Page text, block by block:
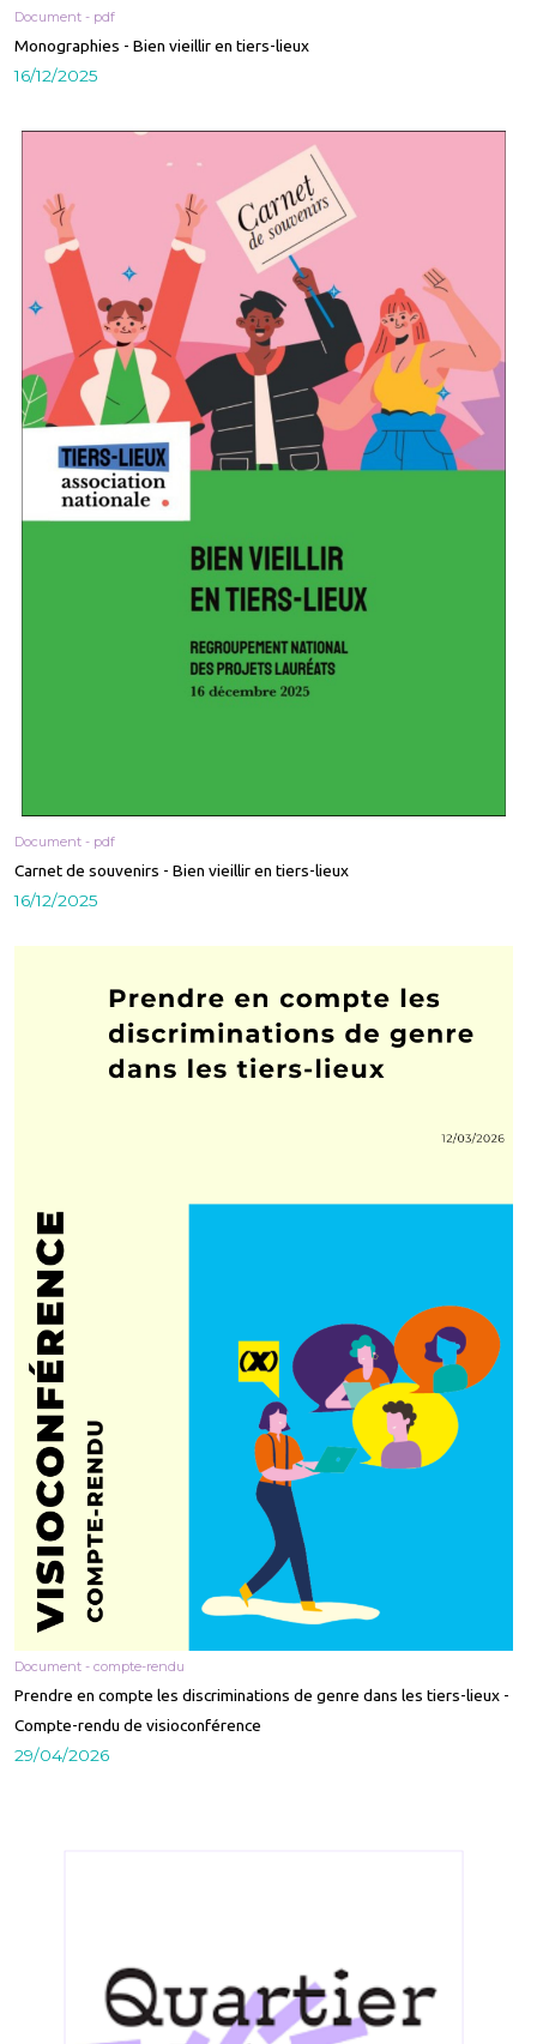
Document - pdf
Monographies - Bien vieillir en tiers-lieux
16/12/2025
Document - pdf
Carnet de souvenirs - Bien vieillir en tiers-lieux
16/12/2025
Document - compte-rendu
Prendre en compte les discriminations de genre dans les tiers-lieux -
Compte-rendu de visioconférence
29/04/2026